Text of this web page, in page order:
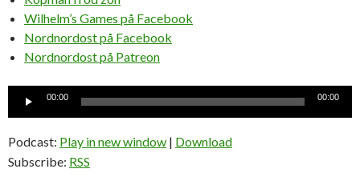
Wilhelm’s Games på Facebook
Nordnordost på Facebook
Nordnordost på Patreon
Ljudspelare
00:00 00:00
Podcast: Play in new window | Download
Subscribe: RSS